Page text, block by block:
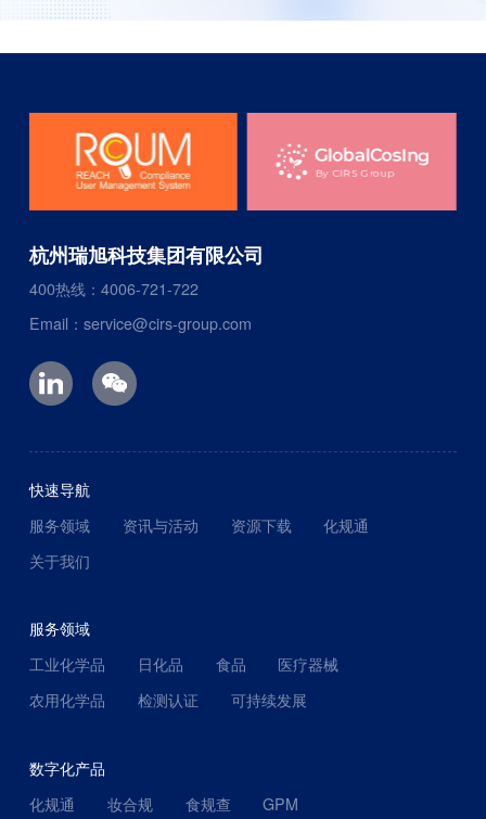
杭州瑞旭科技集团有限公司
400热线：4006-721-722
Email：service@cirs-group.com
快速导航
服务领域
资讯与活动 资源下载
化规通
关于我们
服务领域
工业化学品
日化品 食品
医疗器械
农用化学品
检测认证 可持续发展
数字化产品
化规通
妆合规 食规查 GPM